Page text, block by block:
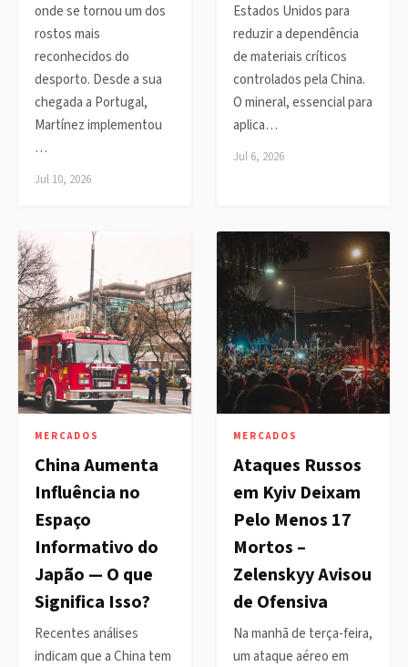
onde se tornou um dos
rostos mais
reconhecidos do
desporto. Desde a sua
chegada a Portugal,
Martínez implementou
…
Jul 10, 2026
Estados Unidos para
reduzir a dependência
de materiais críticos
controlados pela China.
O mineral, essencial para
aplica…
Jul 6, 2026
MERCADOS
China Aumenta
Influência no
Espaço
Informativo do
Japão — O que
Significa Isso?
Recentes análises
indicam que a China tem
MERCADOS
Ataques Russos
em Kyiv Deixam
Pelo Menos 17
Mortos –
Zelenskyy Avisou
de Ofensiva
Na manhã de terça-feira,
um ataque aéreo em